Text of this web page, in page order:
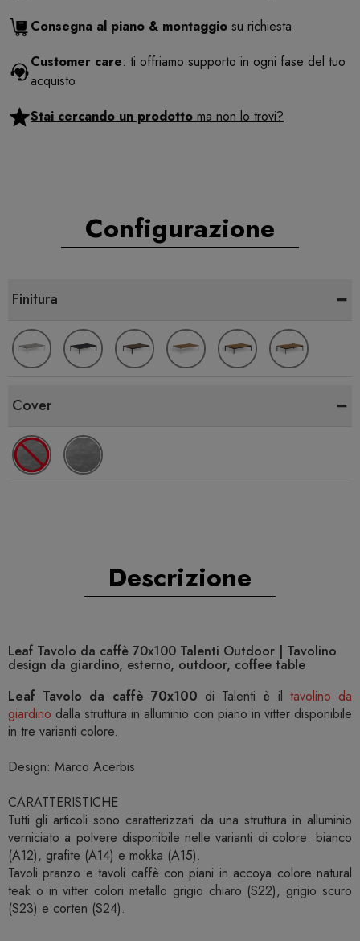
Consegna al piano & montaggio su richiesta
Customer care: ti offriamo supporto in ogni fase del tuo
acquisto
Stai cercando un prodotto ma non lo trovi?
Configurazione
Finitura -
Cover -
Descrizione
Leaf Tavolo da caffè 70x100 Talenti Outdoor | Tavolino
design da giardino, esterno, outdoor, coffee table
Leaf Tavolo da caffè 70x100 di Talenti è il tavolino da
giardino dalla struttura in alluminio con piano in vitter disponibile
in tre varianti colore.
Design: Marco Acerbis
CARATTERISTICHE
Tutti gli articoli sono caratterizzati da una struttura in alluminio
verniciato a polvere disponibile nelle varianti di colore: bianco
(A12), grafite (A14) e mokka (A15).
Tavoli pranzo e tavoli caffè con piani in accoya colore natural
teak o in vitter colori metallo grigio chiaro (S22), grigio scuro
(S23) e corten (S24).